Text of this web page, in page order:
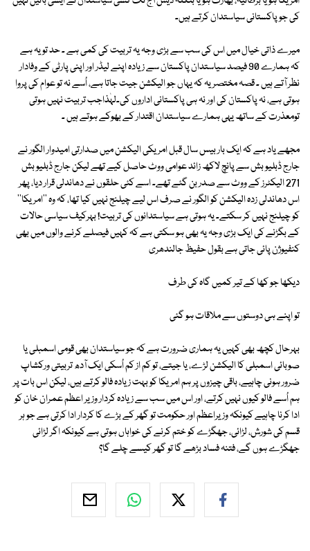
کی جو پاکستانی سیاستدان کرتے ہیں۔
میرے ذاتی خیال میں اس کی سب سے بڑی وجہ یہ تربیت کی کمی ہے ۔ حد تو یہ ہے
کہ ہمارے 90 فیصد سیاستدان پاکستان سے زیادہ اپنے لیڈر اور اپنی پارٹی کے وفادار
نظر آتے ہیں ۔ قصہ مختصر یہ کہ یہاں جو الیکشن جیت جاتا ہے، اُسے نہ تو عوام کی پروا
ہوتی ہے، نہ پاکستان کی اور نہ ہی پاکستانی اداروں کی۔لہٰذاجب تربیت نہیں ہوتی
تومعذرت کے ساتھ یہی ہمارے سیاستدان اقتدار کے بھوکے ہوتے ہیں ۔
مجھے یاد ہے کہ ایک بار بیس سال قبل امریکی الیکشن میں صدارتی امیدوار الگور نے
جارج ڈبلیو بش سے پانچ لاکھ زائد عوامی ووٹ حاصل کیے تھے لیکن جارج ڈبلیو بش
271 الیکٹرز کے ووٹ سے صدر بن گئے تھے۔ اسے کئی حلقوں نے دھاندلی قرار دیا، پھر
اس دھاندلی زدہ الیکشن کو الگور نے صرف اس لیے چیلنج نہیں کیا تھا، کہ وہ ''امریکا''
کو چیلنج نہیں کر سکتے۔ یہ ہوتی ہے سیاستدانوں کی تربیت! بہرکیف سیاسی حالات
کے بگڑنے کی ایک بڑی وجہ یہ بھی ہو سکتی ہے کہ کہیں فیصلے کرنے والوں میں بھی
کنفیوژن پائی جاتی ہے بقول حفیظ جالندھری
دیکھا جو کھا کے تیر کمیں گاہ کی طرف
تو اپنے ہی دوستوں سے ملاقات ہو گئی
بہرحال کچھ بھی کہیں یہ ہماری ضرورت ہے کہ جو سیاستدان بھی قومی اسمبلی یا
صوبائی اسمبلی کا الیکشن لڑے، یا جیتے، تو کم از کم اُسکی ایک آدھ تربیتی ورکشاپ
ضرور ہونی چاہیے، باقی چیزوں پر ہم امریکا کو بہت زیادہ فالو کرتے ہیں، لیکن اس بات پر
ہم اُسے فالو کیوں نہیں کرتے، اور اس میں سب سے زیادہ کردار وزیر اعظم عمران خان کو
ادا کرنا چاہیے کیونکہ وزیراعظم اور حکومت تو گھر کے بڑے کا کردار ادا کرتی ہے جو ہر
قسم کی شورش، لڑائی، جھگڑے کو ختم کرنے کی خواہاں ہوتی ہے کیونکہ اگر لڑائی
جھگڑے ہوں گے، فتنہ فساد بڑھے گا تو گھر کیسے چلے گا؟